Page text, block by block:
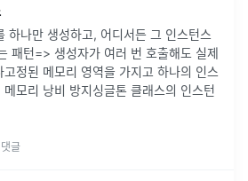
하나만 생성하고, 어디서든 그 인스턴스
패턴=> 생성자가 여러 번 호출해도 실제
정된 메모리 영역을 가지고 하나의 인스
모리 낭비 방지싱글톤 클래스의 인스턴
글